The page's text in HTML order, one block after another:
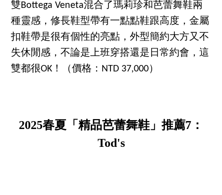
雙Bottega Veneta混合了瑪莉珍和芭蕾舞鞋兩
種靈感，修長鞋型帶有一點點鞋跟高度，金屬
扣鞋帶是很有個性的亮點，外型簡約大方又不
失休閒感，不論是上班穿搭還是日常約會，這
雙都很OK！（價格：NTD 37,000）
2025春夏「精品芭蕾舞鞋」推薦7：
Tod's